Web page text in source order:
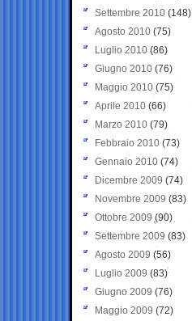
Settembre 2010 (148)
Agosto 2010 (75)
Luglio 2010 (86)
Giugno 2010 (76)
Maggio 2010 (75)
Aprile 2010 (66)
Marzo 2010 (79)
Febbraio 2010 (73)
Gennaio 2010 (74)
Dicembre 2009 (74)
Novembre 2009 (83)
Ottobre 2009 (90)
Settembre 2009 (83)
Agosto 2009 (56)
Luglio 2009 (83)
Giugno 2009 (76)
Maggio 2009 (72)